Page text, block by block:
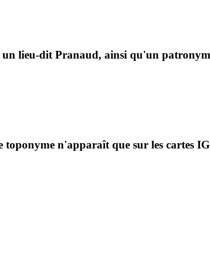
lieu-dit Pranaud, ainsi qu'un
toponyme n'apparaît que sur les cartes